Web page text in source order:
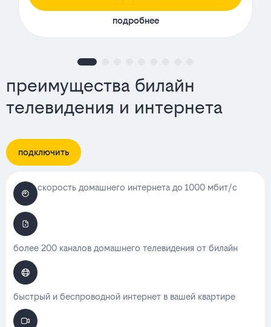
подробнее
преимущества билайн
телевидения и интернета
подключить
скорость домашнего интернета до 1000 мбит/с
более 200 каналов домашнего телевидения от билайн
быстрый и беспроводной интернет в вашей квартире